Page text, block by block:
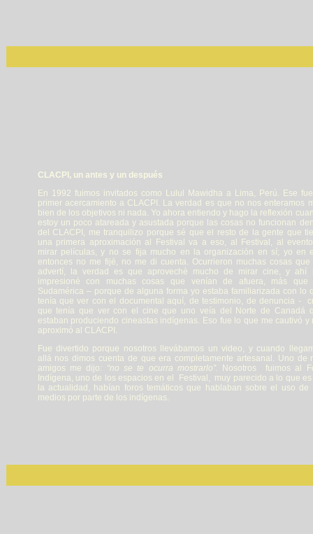
CLACPI, un antes y un después
En 1992 fuimos invitados como Lulul Mawidha a Lima, Perú. Ese
primer acercamiento a CLACPI. La verdad es que no nos enteramos
bien de los objetivos ni nada. Yo ahora entiendo y hago la reflexión
estoy un poco atareada y asustada porque las cosas no funcionan
del CLACPI, me tranquilizo porque sé que el resto de la gente que
una primera aproximación al Festival va a eso, al Festival, al
mirar películas, y no se fija mucho en la organización en sí; yo en
entonces no me fijé, no me di cuenta. Ocurrieron muchas cosas que
advertí, la verdad es que aproveché mucho de mirar cine, y ahí
impresioné con muchas cosas que venían de afuera, más que
Sudamérica – porque de alguna forma yo estaba familiarizada con lo
tenía que ver con el documental aquí, de testimonio, de denuncia -
que tenía que ver con el cine que uno veía del Norte de Canadá
estaban produciendo cineastas indígenas. Eso fue lo que me cautivó y
aproximó al CLACPI.
Fue divertido porque nosotros llevábamos un video, y cuando
allá nos dimos cuenta de que era completamente artesanal. Uno de
amigos me dijo:
“no se te ocurra mostrarlo”. Nosotros fuimos al
Indígena, uno de los espacios en el Festival, muy parecido a lo que
la actualidad, habían foros temáticos que hablaban sobre el uso de
medios por parte de los indígenas.